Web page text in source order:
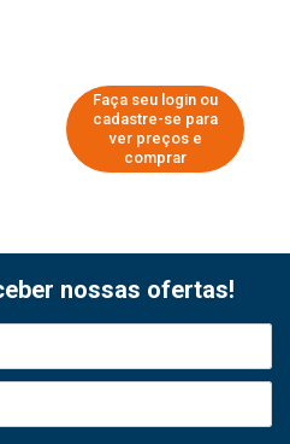
Faça seu login ou
cadastre-se para
ver preços e
comprar
nossas ofertas!